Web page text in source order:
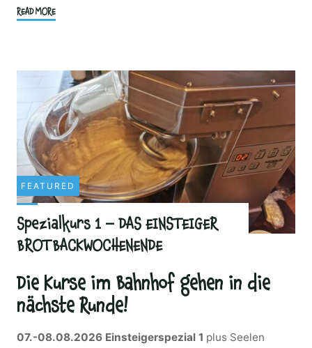
READ MORE"Brötchen
auf
Seelen
und
Brötchen"
FEATURED
Spezialkurs 1 – DAS EINSTEIGER
BROTBACKWOCHENENDE
Die Kurse im Bahnhof gehen in die
nächste Runde!
07.-08.08.2026 Einsteigerspezial 1 plus Seelen